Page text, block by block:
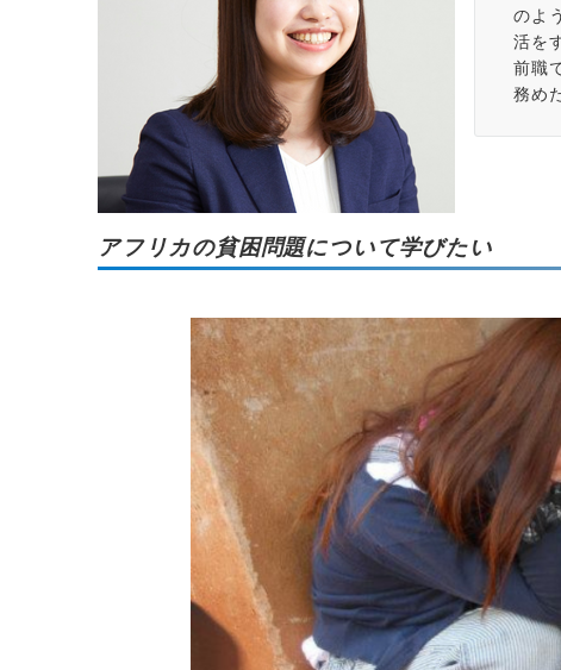
のよ
活を
前職
務め
アフリカの貧困問題について学びたい